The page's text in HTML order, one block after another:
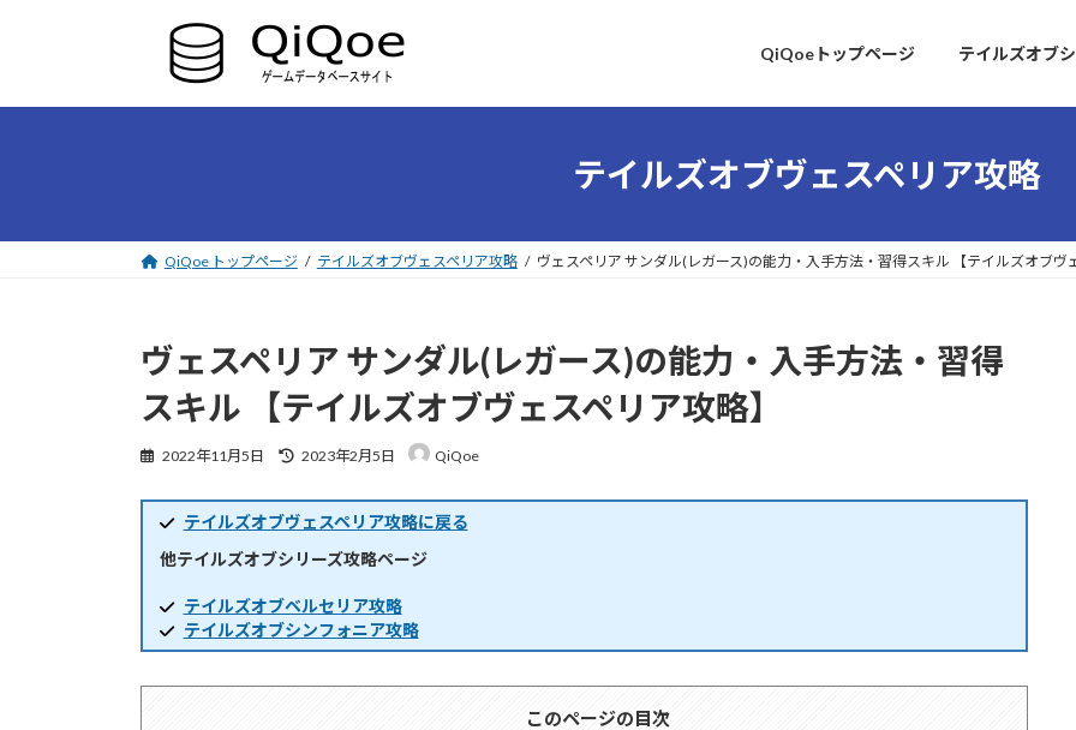
ツ
シ
QiQoeトップページ テイルズオブ
テイルズオブヴェスペリア攻略
QiQoe トップページ テイルズオブヴェスペリア攻略 ヴェスペリア サンダル(レガース)の能力・入手方法・習得スキル 【テイルズオブヴ
ヴェスペリア サンダル(レガース)の能力・入手方法・習得
スキル 【テイルズオブヴェスペリア攻略】
2022年11月5日
最
新
日
時
2023年2月5日 QiQoe
テイルズオブヴェスペリア攻略に戻る
他テイルズオブシリーズ攻略ページ
テイルズオブベルセリア攻略
テイルズオブシンフォニア攻略
このページの目次